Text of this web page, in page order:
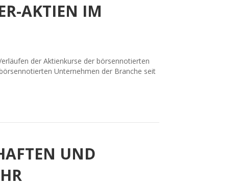
AKTIEN IM
der Aktienkurse der börsennotierten
Unternehmen der Branche seit
UND